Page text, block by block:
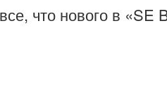
что нового в «SE